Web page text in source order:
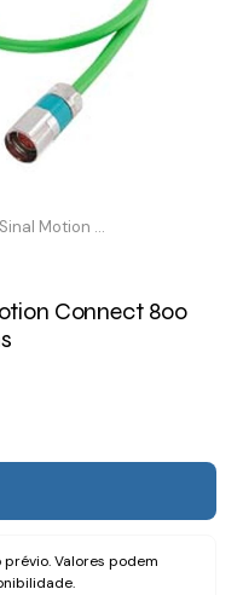
Cabo Automação Sinal Motion Connect 800 15M Sinamics S120 Siemens 6FX80022CF021BF0
Connect 800
Valores podem